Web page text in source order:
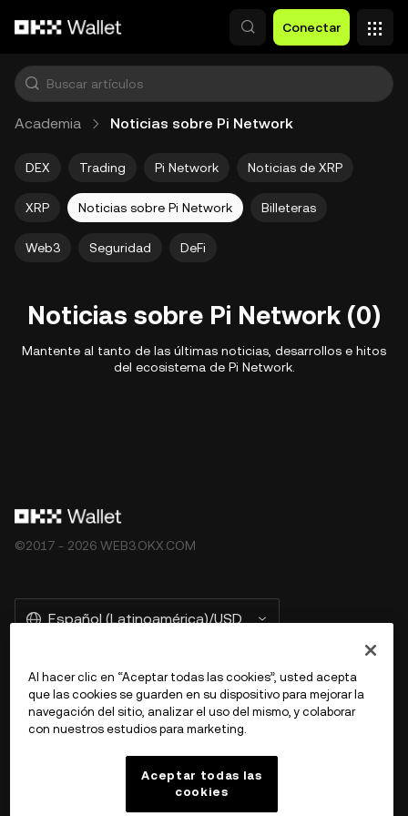
Conectar
Academia Noticias sobre Pi Network
DEX Trading Pi Network Noticias de XRP
XRP Noticias sobre Pi Network Billeteras
Web3 Seguridad DeFi
Noticias sobre Pi Network (0)
Mantente al tanto de las últimas noticias, desarrollos e hitos
del ecosistema de Pi Network.
©2017 - 2026 WEB3.OKX.COM
Español (Latinoamérica)/USD
Más información sobre OKX Web3
Al hacer clic en “Aceptar todas las cookies”, usted acepta
que las cookies se guarden en su dispositivo para mejorar la
navegación del sitio, analizar el uso del mismo, y colaborar
con nuestros estudios para marketing.
Aceptar todas las
cookies